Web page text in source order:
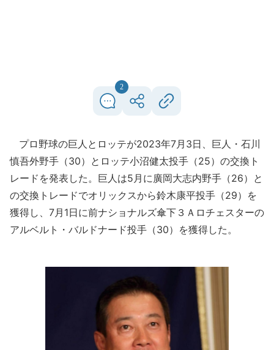
2
プロ野球の巨人とロッテが2023年7月3日、巨人・石川
慎吾外野手（30）とロッテ小沼健太投手（25）の交換ト
レードを発表した。巨人は5月に廣岡大志内野手（26）と
の交換トレードでオリックスから鈴木康平投手（29）を
獲得し、7月1日に前ナショナルズ傘下３Ａロチェスターの
アルベルト・バルドナード投手（30）を獲得した。